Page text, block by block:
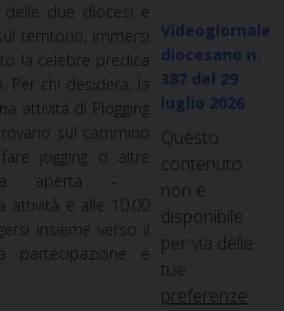
delle due diocesi e
territorio, immersi
la celebre predica
Per chi desidera, la
attività di Plogging
sul cammino
jogging o altre
aperta – .
attività è alle 10.00
insieme verso il
partecipazione è
Videogiornale
diocesano n.
387 del 29
luglio 2026
Questo
contenuto
non è
disponibile
per via delle
tue
preferenze